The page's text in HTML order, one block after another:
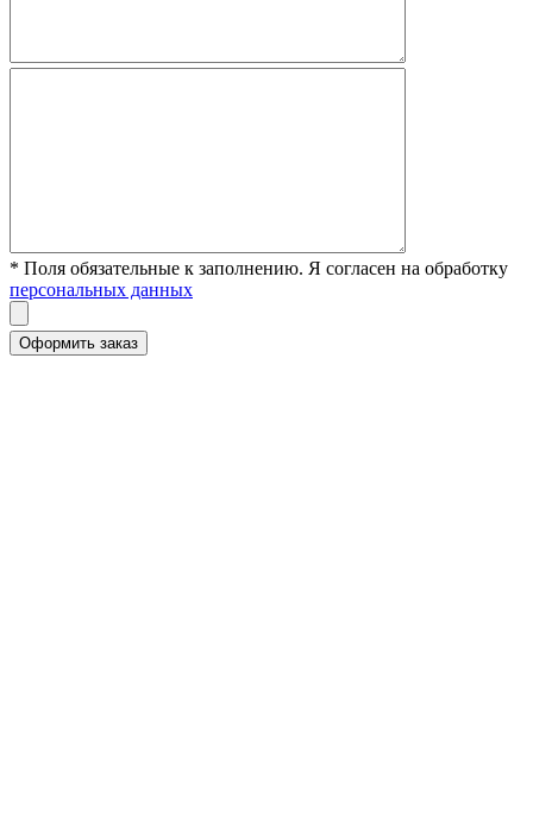
* Поля обязательные к заполнению. Я согласен на обработку
персональных данных